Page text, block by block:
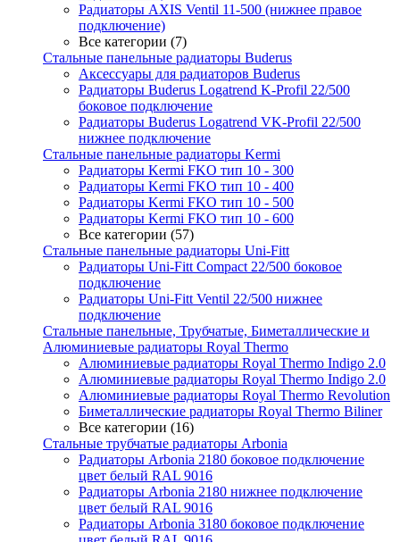
Радиаторы AXIS Ventil 11-500 (нижнее правое
подключение)
Все категории (7)
Стальные панельные радиаторы Buderus
Аксессуары для радиаторов Buderus
Радиаторы Buderus Logatrend K-Profil 22/500
боковое подключение
Радиаторы Buderus Logatrend VK-Profil 22/500
нижнее подключение
Стальные панельные радиаторы Kermi
Радиаторы Kermi FKO тип 10 - 300
Радиаторы Kermi FKO тип 10 - 400
Радиаторы Kermi FKO тип 10 - 500
Радиаторы Kermi FKO тип 10 - 600
Все категории (57)
Стальные панельные радиаторы Uni-Fitt
Радиаторы Uni-Fitt Compact 22/500 боковое
подключение
Радиаторы Uni-Fitt Ventil 22/500 нижнее
подключение
Стальные панельные, Трубчатые, Биметаллические и
Алюминиевые радиаторы Royal Thermo
Алюминиевые радиаторы Royal Thermo Indigo 2.0
Алюминиевые радиаторы Royal Thermo Indigo 2.0
Алюминиевые радиаторы Royal Thermo Revolution
Биметаллические радиаторы Royal Thermo Biliner
Все категории (16)
Стальные трубчатые радиаторы Arbonia
Радиаторы Arbonia 2180 боковое подключение
цвет белый RAL 9016
Радиаторы Arbonia 2180 нижнее подключение
цвет белый RAL 9016
Радиаторы Arbonia 3180 боковое подключение